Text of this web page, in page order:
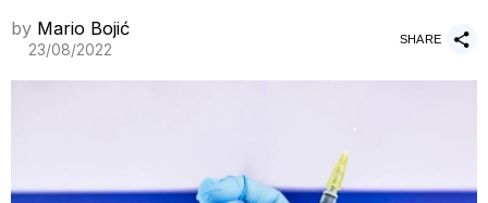
by Mario Bojić
23/08/2022
SHARE